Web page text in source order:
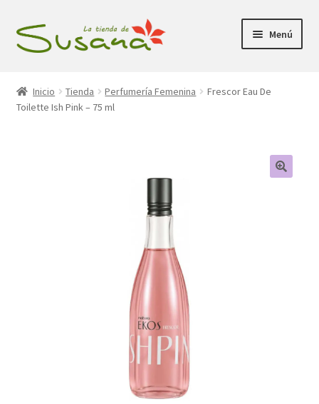
Ir
a
Ir
al
Menú
Promociones
el
menú
Inicio Tienda Perfumería Femenina
Frescor Eau De
Toilette Ish Pink – 75 ml